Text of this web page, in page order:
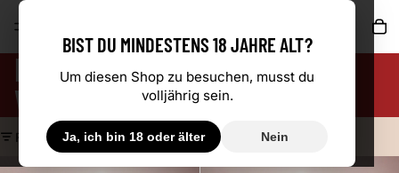
ROSÉ SPÄTBURGUNDER
WEISSHERBST
FILTERN
Spätburgunder Weißherbst KabinettSpätburgunder Weißherbst QbA
BIST DU MINDESTENS 18 JAHRE ALT?
Um diesen Shop zu besuchen, musst du
volljährig sein.
Ja, ich bin 18 oder älter Nein